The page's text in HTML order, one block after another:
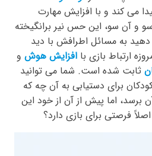
می کند و با افزایش مهارت
و آن سو، این حس نیر برانگیخته
به مسائل اطرافش با دید
ارتباط بازی با افزایش هوش و
ثابت شده است. شما می توانید
برای دستیابی به آن چه که
برسد، اما پیش از آن از خود این
فرصتی برای بازی دارد؟